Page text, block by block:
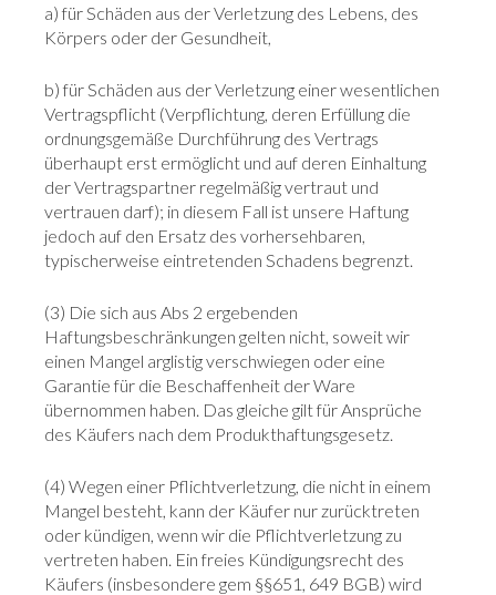
a) für Schäden aus der Verletzung des Lebens, des
Körpers oder der Gesundheit,
b) für Schäden aus der Verletzung einer wesentlichen
Vertragspflicht (Verpflichtung, deren Erfüllung die
ordnungsgemäße Durchführung des Vertrags
überhaupt erst ermöglicht und auf deren Einhaltung
der Vertragspartner regelmäßig vertraut und
vertrauen darf); in diesem Fall ist unsere Haftung
jedoch auf den Ersatz des vorhersehbaren,
typischerweise eintretenden Schadens begrenzt.
(3) Die sich aus Abs 2 ergebenden
Haftungsbeschränkungen gelten nicht, soweit wir
einen Mangel arglistig verschwiegen oder eine
Garantie für die Beschaffenheit der Ware
übernommen haben. Das gleiche gilt für Ansprüche
des Käufers nach dem Produkthaftungsgesetz.
(4) Wegen einer Pflichtverletzung, die nicht in einem
Mangel besteht, kann der Käufer nur zurücktreten
oder kündigen, wenn wir die Pflichtverletzung zu
vertreten haben. Ein freies Kündigungsrecht des
Käufers (insbesondere gem §§651, 649 BGB) wird